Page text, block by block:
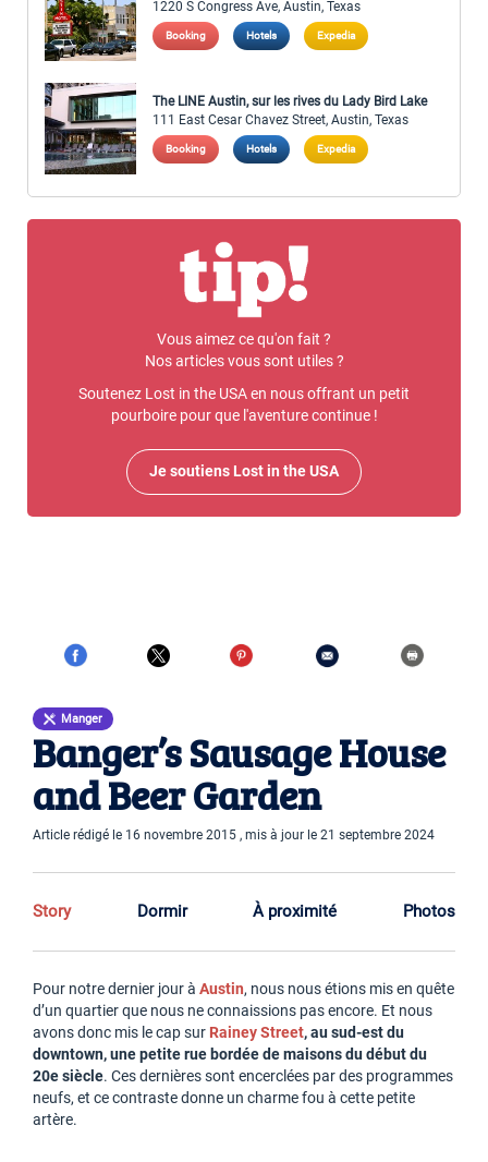
Manger
Banger’s Sausage House
and Beer Garden
Article rédigé le 16 novembre 2015 , mis à jour le 21 septembre 2024
Story Dormir À proximité Photos
Pour notre dernier jour à Austin, nous nous étions mis en quête
d’un quartier que nous ne connaissions pas encore. Et nous
avons donc mis le cap sur Rainey Street, au sud-est du
downtown, une petite rue bordée de maisons du début du
20e siècle. Ces dernières sont encerclées par des programmes
neufs, et ce contraste donne un charme fou à cette petite
artère.
1220 S Congress Ave, Austin, Texas
Booking Hotels Expedia
The LINE Austin, sur les rives du Lady Bird Lake
111 East Cesar Chavez Street, Austin, Texas
Booking Hotels Expedia
Vous aimez ce qu'on fait ?
Nos articles vous sont utiles ?
Soutenez Lost in the USA en nous offrant un petit
pourboire pour que l'aventure continue !
Je soutiens Lost in the USA